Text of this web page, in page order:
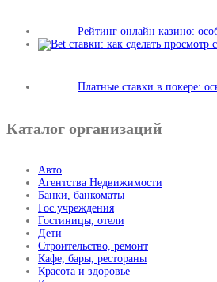
Рейтинг онлайн казино:
Платные ставки в покере:
Каталог организаций
Авто
Агентства Недвижимости
Банки, банкоматы
Гос.учреждения
Гостиницы, отели
Дети
Строительство, ремонт
Кафе, бары, рестораны
Красота и здоровье